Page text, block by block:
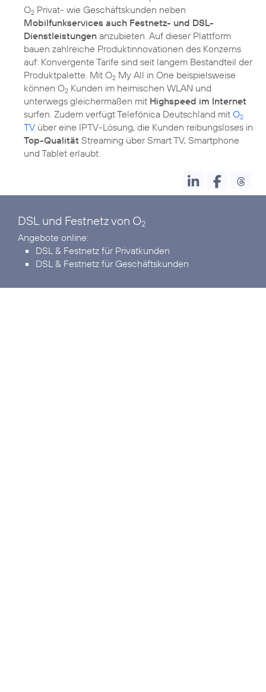
O2 Privat- wie Geschäftskunden neben
Mobilfunkservices auch Festnetz- und DSL-
Dienstleistungen anzubieten. Auf dieser Plattform
bauen zahlreiche Produktinnovationen des Konzerns
auf: Konvergente Tarife sind seit langem Bestandteil der
Produktpalette. Mit O2 My All in One beispielsweise
können O2 Kunden im heimischen WLAN und
unterwegs gleichermaßen mit Highspeed im Internet
surfen. Zudem verfügt Telefónica Deutschland mit O2
TV über eine IPTV-Lösung, die Kunden reibungsloses in
Top-Qualität Streaming über Smart TV, Smartphone
und Tablet erlaubt.
DSL und Festnetz von O2
DSL & Festnetz für Privatkunden
DSL & Festnetz für Geschäftskunden